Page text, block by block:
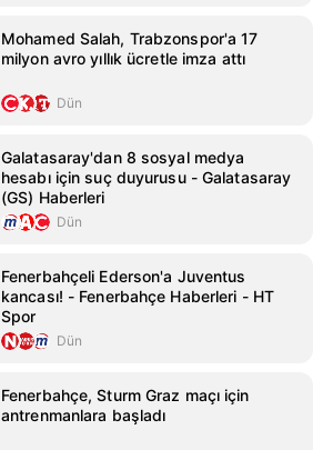
Mohamed Salah, Trabzonspor'a 17
milyon avro yıllık ücretle imza attı
Dün
Galatasaray'dan 8 sosyal medya
hesabı için suç duyurusu - Galatasaray
(GS) Haberleri
Dün
Fenerbahçeli Ederson'a Juventus
kancası! - Fenerbahçe Haberleri - HT
Spor
Dün
Fenerbahçe, Sturm Graz maçı için
antrenmanlara başladı